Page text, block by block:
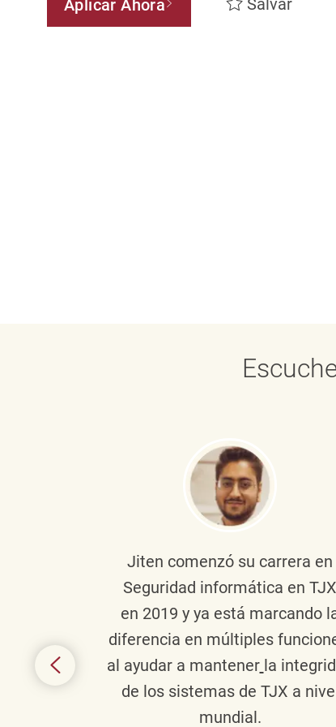
Aplicar Ahora Salvar
Jiten comenzó su carrera en
Seguridad informática en TJX
en 2019 y ya está marcando
diferencia en múltiples
al ayudar a mantener la
de los sistemas de TJX a
mundial.